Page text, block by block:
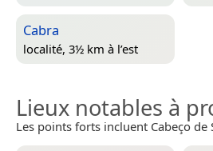
Cabra
localité, 3½ km à l’est
Lieux notables à
Les points forts incluent Cabeço de